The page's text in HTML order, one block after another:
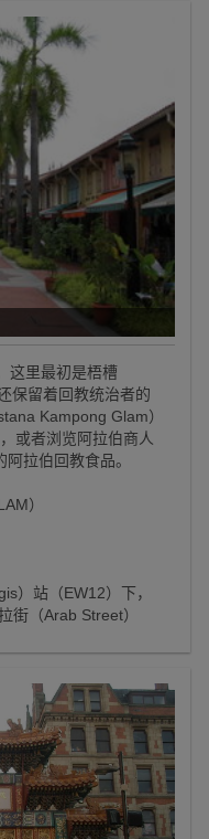
这里最初是梧槽
保留着回教统治者的
Kampong Glam）
或者浏览阿拉伯商人
拉伯回教食品。
）
）站（EW12）下，
街（Arab Street）